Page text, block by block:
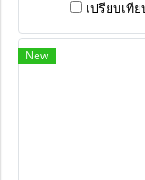
เปรียบเทีย
New